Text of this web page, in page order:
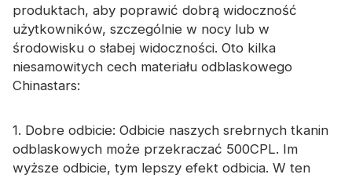
produktach, aby poprawić dobrą widoczność
użytkowników, szczególnie w nocy lub w
środowisku o słabej widoczności. Oto kilka
niesamowitych cech materiału odblaskowego
Chinastars:
1. Dobre odbicie: Odbicie naszych srebrnych tkanin
odblaskowych może przekraczać 500CPL. Im
wyższe odbicie, tym lepszy efekt odbicia. W ten